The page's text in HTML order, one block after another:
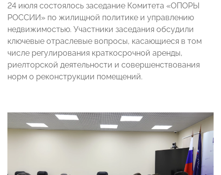
24 июля состоялось заседание Комитета «ОПОРЫ
РОССИИ» по жилищной политике и управлению
недвижимостью. Участники заседания обсудили
ключевые отраслевые вопросы, касающиеся в том
числе регулирования краткосрочной аренды,
риелторской деятельности и совершенствования
норм о реконструкции помещений.